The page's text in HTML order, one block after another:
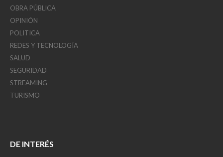
OBRA PÚBLICA
OPINIÓN
POLITICA
REDES Y TECNOLOGÍA
SALUD
SEGURIDAD
STREAMING
TURISMO
DE INTERÉS